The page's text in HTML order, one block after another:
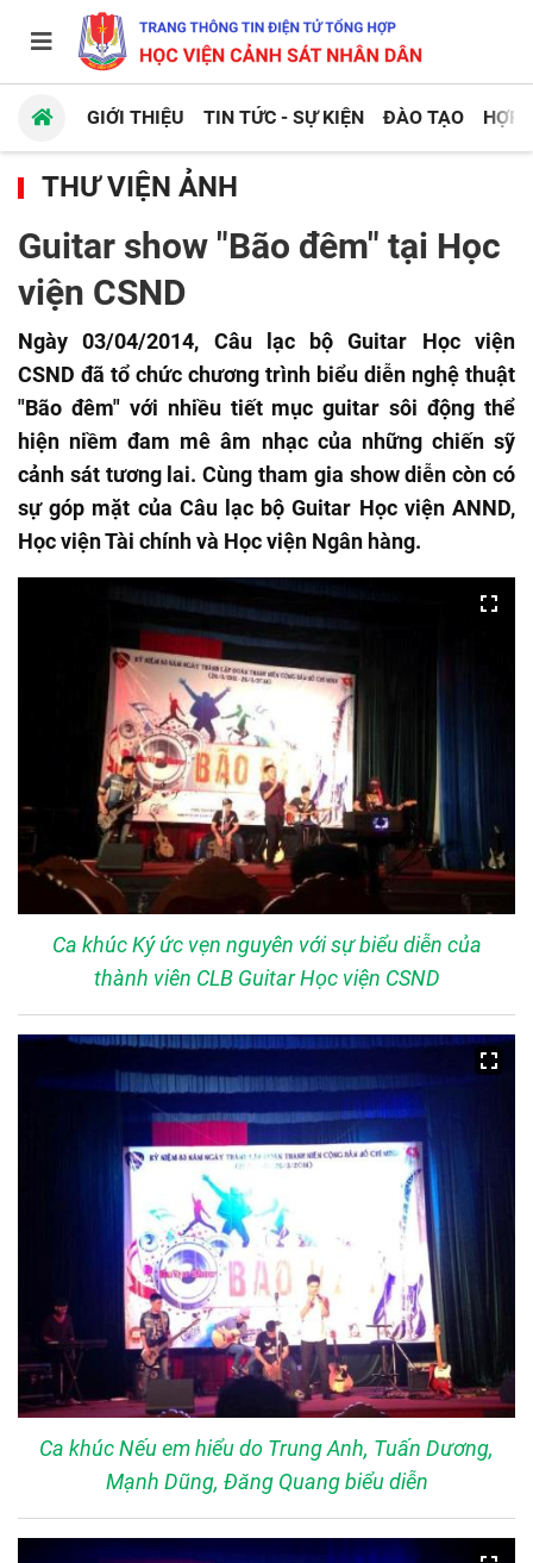
GIỚI THIỆU TIN TỨC - SỰ KIỆN ĐÀO TẠO HỢP
THƯ VIỆN ẢNH
Guitar show "Bão đêm" tại Học
viện CSND
Ngày 03/04/2014, Câu lạc bộ Guitar Học viện
CSND đã tổ chức chương trình biểu diễn nghệ thuật
"Bão đêm" với nhiều tiết mục guitar sôi động thể
hiện niềm đam mê âm nhạc của những chiến sỹ
cảnh sát tương lai. Cùng tham gia show diễn còn có
sự góp mặt của Câu lạc bộ Guitar Học viện ANND,
Học viện Tài chính và Học viện Ngân hàng.
Ca khúc Ký ức vẹn nguyên với sự biểu diễn của
thành viên CLB Guitar Học viện CSND
Ca khúc Nếu em hiểu do Trung Anh, Tuấn Dương,
Mạnh Dũng, Đăng Quang biểu diễn